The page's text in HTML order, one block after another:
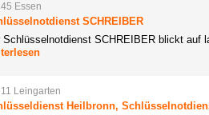
Essen
SCHREIBER
Schlüsselnotdienst SCHREIBER blickt auf
Leingarten
Heilbronn,